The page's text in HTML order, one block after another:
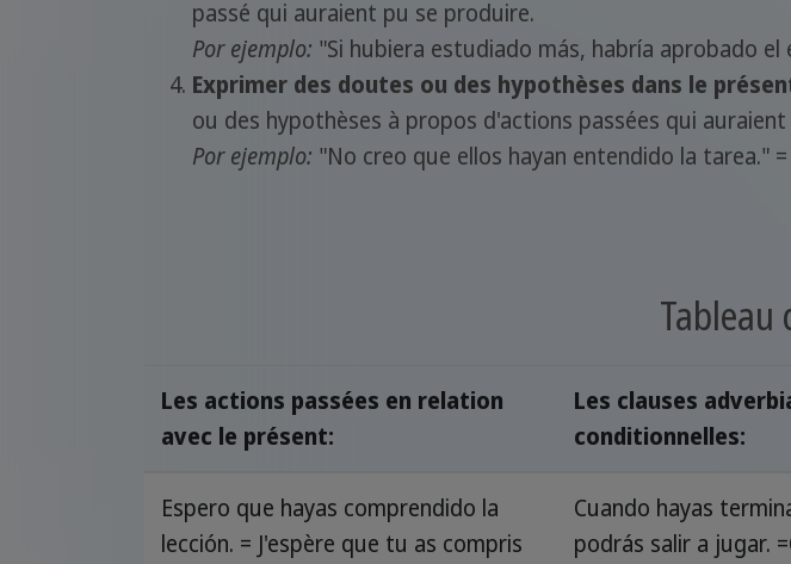
passé qui auraient pu se produire.
Por ejemplo: "Si hubiera estudiado más, habría aprobado
Exprimer des doutes ou des hypothèses dans le
ou des hypothèses à propos d'actions passées qui
Por ejemplo: "No creo que ellos hayan entendido la tarea."
Tableau
Les actions passées en relation
avec le présent:
Les clauses
conditionnelles:
Espero que hayas comprendido la
lección. = J'espère que tu as compris
Cuando hayas
podrás salir a jugar.